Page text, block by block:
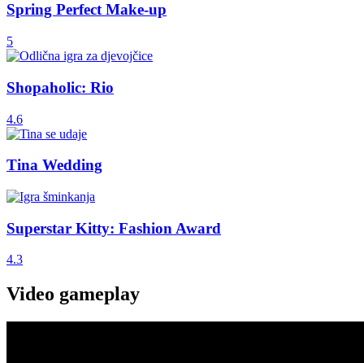
Spring Perfect Make-up
5
Shopaholic: Rio
4.6
Tina Wedding
Superstar Kitty: Fashion Award
4.3
Video gameplay